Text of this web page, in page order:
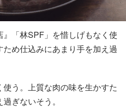
「林SPF」を惜しげもなく使
め仕込みにあまり手を加え過
使う。上質な肉の味を生かすた
ぎないそう。